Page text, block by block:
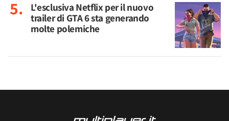
L'esclusiva Netflix per il nuovo
trailer di GTA 6 sta generando
molte polemiche